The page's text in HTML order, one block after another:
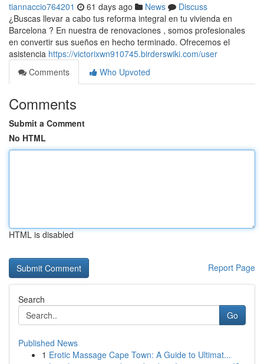
tiannaccio764201 61 days ago News
Discuss
¿Buscas llevar a cabo tus reforma integral en tu vivienda en
Barcelona ? En nuestra de renovaciones , somos profesionales
en convertir sus sueños en hecho terminado. Ofrecemos el
asistencia https://victorixwn910745.birderswiki.com/user
Comments
Who Upvoted
Comments
Submit a Comment
No HTML
HTML is disabled
Report Page
Search
Go
Published News
1 Erotic Massage Cape Town: A Guide to Ultimat...